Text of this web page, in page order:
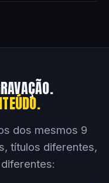
dos mesmos 9
títulos diferentes,